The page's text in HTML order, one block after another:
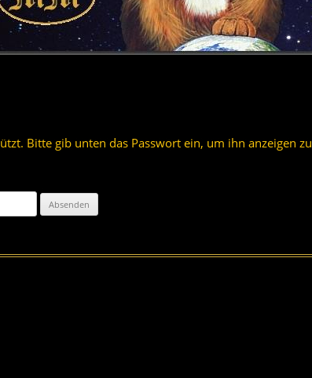
LIFE OF MEXX
BIKERBIBEL
2013
2012
2009
Bitte gib unten das Passwort ein, um ihn anzeigen zu